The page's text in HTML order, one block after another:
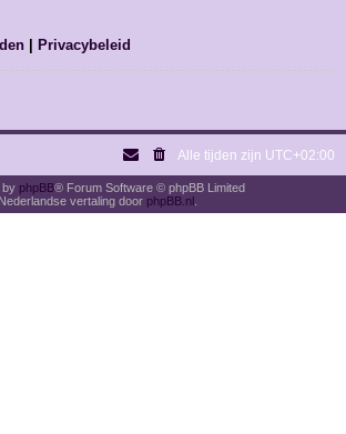
| Privacybeleid
Alle tijden zijn UTC+02:00
by phpBB® Forum Software © phpBB Limited
Nederlandse vertaling door phpBB.nl